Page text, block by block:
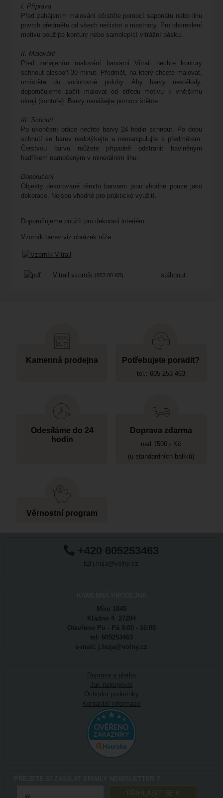
I. Příprava
Před zahájením malování očistěte pomocí saponátu nebo lihu
povrch předmětu od všech nečistot a mastnoty. Pro obkreslení
motivu použijte kontury nebo samolepící vitrážní pásku.
II. Malování
Před zahájením malování barvami Vitrail nechte kontury
schnout alespoň 30 minut. Předmět, na který chcete malovat,
umístěte do vodorovné polohy. Aby barvy nestékaly,
doporučujeme začít malovat od středu motivu k vnějšímu
okraji (kontuře). Barvy nanášejte pomocí štětce.
III. Schnutí
Po ukončení práce nechte barvy 24 hodin schnout. Po dobu
schnutí se barev nedotýkejte a nemanipulujte s předmětem.
Čerstvou barvu můžete případně odstranit bavlněným
hadříkem namočeným v minerálním lihu.
Doporučení
Objekty dekorované těmito barvami jsou vhodné pouze jako
dekorace. Nejsou vhodné pro praktické využití.
Doporučujeme použít pro dekoraci interiéru.
Vzorník barev viz obrázek níže.
Vitrail vzorník (853.88 KB) stáhnout
Kamenná prodejna Potřebujete poradit?
tel.: 605 253 463
Odesíláme do 24
hodin
Doprava zdarma
nad 1500,- Kč
(u standardních balíků)
Věrnostní program
+420 605253463
j.huja@volny.cz
Míru 1845
Kladno 4 27204
Otevřeno Po - Pá 8:00 - 16:00
tel: 605253463
e-mail: j.huja@volny.cz
Doprava a platba
Jak nakupovat
Ochodní podmínky
Kontaktní informace